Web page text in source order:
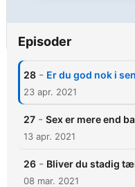
Episoder
28 - Er du god nok i
23 apr. 2021
27 - Sex er mere end
13 apr. 2021
26 - Bliver du stadig
08 mar. 2021